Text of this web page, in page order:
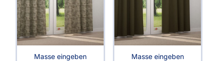
Masse eingeben Masse eingeben